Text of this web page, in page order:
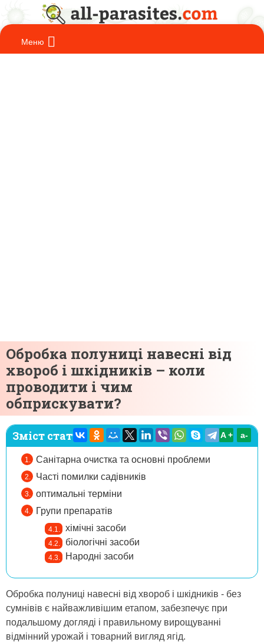
Обробка полуниці навесні від
хвороб і шкідників – коли
проводити і чим
обприскувати?
Зміст статті:
Санітарна очистка та основні проблеми
Часті помилки садівників
оптимальні терміни
Групи препаратів
хімічні засоби
біологічні засоби
Народні засоби
A + а-
Обробка полуниці навесні від хвороб і шкідників - без
сумнівів є найважливішим етапом, забезпечує при
подальшому догляді і правильному вирощуванні
відмінний урожай і товарний вигляд ягід.